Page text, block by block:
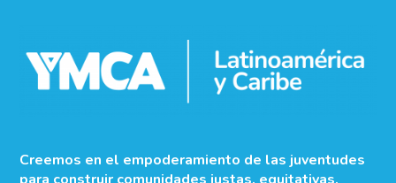
Creemos en el empoderamiento de las juventudes
para construir comunidades justas, equitativas,